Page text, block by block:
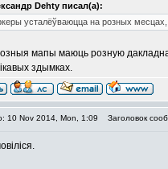
Dehty писал(а):
усталёўваюцца на розных
мапы маюць розную
здымках.
10 Nov 2014, Mon, 1:09 Заголовок